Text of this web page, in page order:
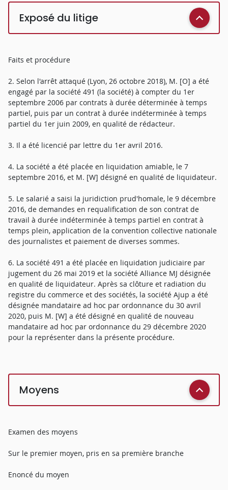
Exposé du litige
Faits et procédure
2. Selon l'arrêt attaqué (Lyon, 26 octobre 2018), M. [O] a été
engagé par la société 491 (la société) à compter du 1er
septembre 2006 par contrats à durée déterminée à temps
partiel, puis par un contrat à durée indéterminée à temps
partiel du 1er juin 2009, en qualité de rédacteur.
3. Il a été licencié par lettre du 1er avril 2016.
4. La société a été placée en liquidation amiable, le 7
septembre 2016, et M. [W] désigné en qualité de liquidateur.
5. Le salarié a saisi la juridiction prud'homale, le 9 décembre
2016, de demandes en requalification de son contrat de
travail à durée indéterminée à temps partiel en contrat à
temps plein, application de la convention collective nationale
des journalistes et paiement de diverses sommes.
6. La société 491 a été placée en liquidation judiciaire par
jugement du 26 mai 2019 et la société Alliance MJ désignée
en qualité de liquidateur. Après sa clôture et radiation du
registre du commerce et des sociétés, la société Ajup a été
désignée mandataire ad hoc par ordonnance du 30 avril
2020, puis M. [W] a été désigné en qualité de nouveau
mandataire ad hoc par ordonnance du 29 décembre 2020
pour la représenter dans la présente procédure.
Moyens
Examen des moyens
Sur le premier moyen, pris en sa première branche
Enoncé du moyen